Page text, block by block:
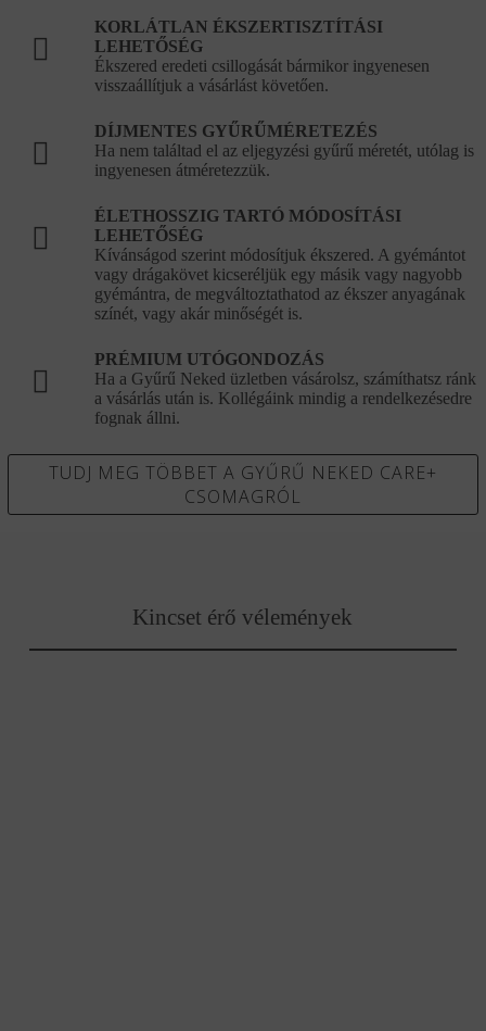
KORLÁTLAN ÉKSZERTISZTÍTÁSI
LEHETŐSÉG
Ékszered eredeti csillogását bármikor ingyenesen
visszaállítjuk a vásárlást követően.
DÍJMENTES GYŰRŰMÉRETEZÉS
Ha nem találtad el az eljegyzési gyűrű méretét, utólag is
ingyenesen átméretezzük.
ÉLETHOSSZIG TARTÓ MÓDOSÍTÁSI
LEHETŐSÉG
Kívánságod szerint módosítjuk ékszered. A gyémántot
vagy drágakövet kicseréljük egy másik vagy nagyobb
gyémántra, de megváltoztathatod az ékszer anyagának
színét, vagy akár minőségét is.
PRÉMIUM UTÓGONDOZÁS
Ha a Gyűrű Neked üzletben vásárolsz, számíthatsz ránk
a vásárlás után is. Kollégáink mindig a rendelkezésedre
fognak állni.
TUDJ MEG TÖBBET A GYŰRŰ NEKED CARE+
CSOMAGRÓL
Kincset érő vélemények